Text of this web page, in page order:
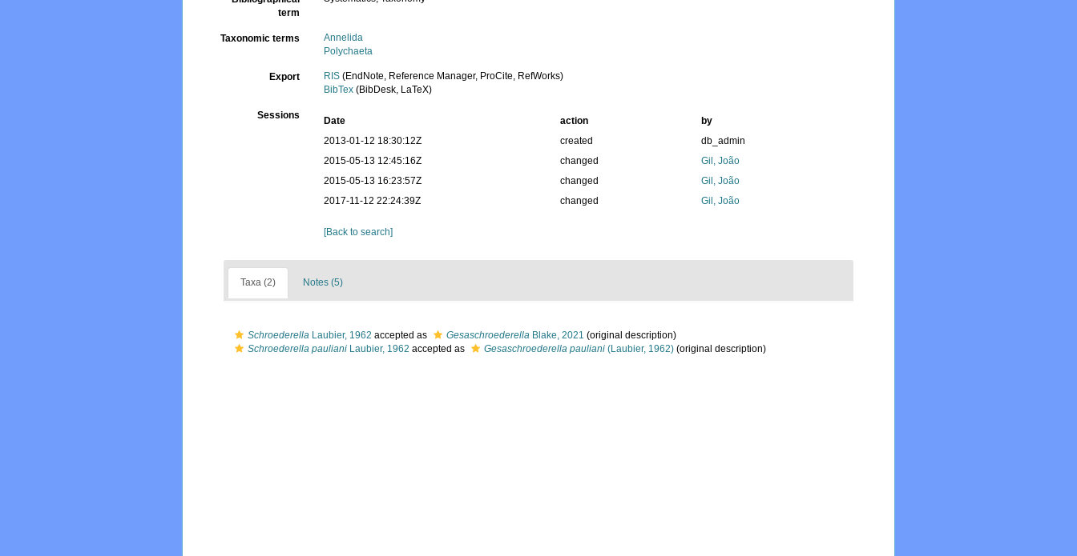
term
Taxonomic terms
Annelida
Polychaeta
Export RIS (EndNote, Reference Manager, ProCite, RefWorks)
BibTex (BibDesk, LaTeX)
Sessions Date action
by
2013-01-12 18:30:12Z
created
db_admin
2015-05-13 12:45:16Z
changed
Gil, João
2015-05-13 16:23:57Z
changed
Gil, João
2017-11-12 22:24:39Z
changed Gil, João
[Back to search]
Taxa (2) Notes (5)
Schroederella Laubier, 1962 accepted as Gesaschroederella Blake, 2021 (original description)
Schroederella pauliani Laubier, 1962 accepted as Gesaschroederella pauliani (Laubier, 1962) (original description)